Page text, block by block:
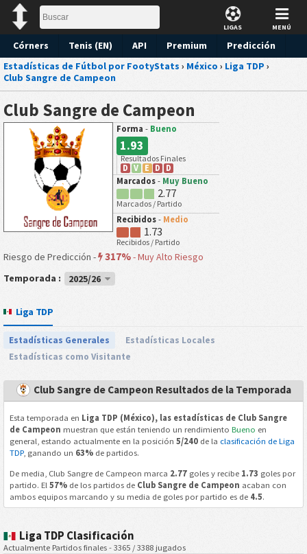
LIGAS MENÚ
Córners Tenis (EN) API Premium
Predicción
Estadísticas de Fútbol por FootyStats › México › Liga TDP ›
Club Sangre de Campeon
Club Sangre de Campeon
Forma - Bueno
1.93
Resultados Finales
D
V E D
D
Marcados - Muy Bueno
2.77
Marcados / Partido
Recibidos - Medio
1.73
Recibidos / Partido
Riesgo de Predicción - 317%-Muy Alto Riesgo
Temporada :
2025/26
Liga TDP
Estadísticas Generales
Estadísticas Locales
Estadísticas como Visitante
Club Sangre de Campeon Resultados de la Temporada
Esta temporada en Liga TDP (México), las estadísticas de Club Sangre
de Campeon muestran que están teniendo un rendimiento Bueno en
general, estando actualmente en la posición 5/240de la clasificación de Liga
TDP, ganando un 63%de partidos.
De media, Club Sangre de Campeon marca 2.77goles y recibe 1.73 goles por
partido. El 57%de los partidos de Club Sangre de Campeon acaban con
ambos equipos marcando y su media de goles por partido es de 4.5.
Liga TDP Clasificación
Actualmente Partidos finales - 3365 / 3388 jugados